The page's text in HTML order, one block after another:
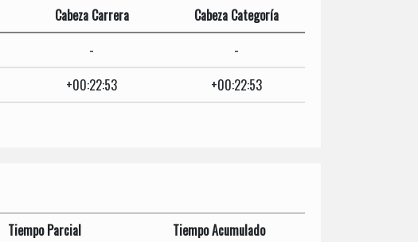
Cabeza Carrera
Cabeza Categoría
-
-
+00:22:53 +00:22:53
Tiempo Parcial
Tiempo Acumulado